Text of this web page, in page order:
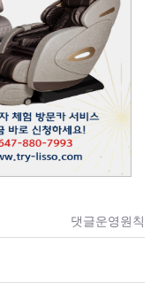
댓글운영원칙